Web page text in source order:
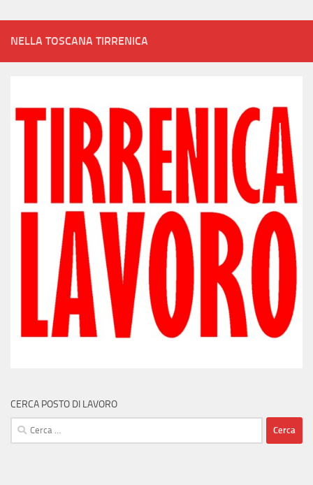
NELLA TOSCANA TIRRENICA
CERCA POSTO DI LAVORO
Ricerca
per: